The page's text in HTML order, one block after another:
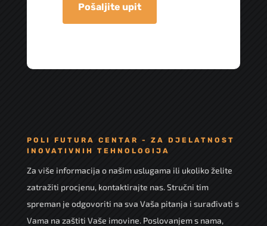
Pošaljite upit
POLI FUTURA CENTAR - ZA DJELATNOST
INOVATIVNIH TEHNOLOGIJA
Za više informacija o našim uslugama ili ukoliko želite
zatražiti procjenu, kontaktirajte nas. Stručni tim
spreman je odgovoriti na sva Vaša pitanja i surađivati s
Vama na zaštiti Vaše imovine. Poslovanjem s nama,